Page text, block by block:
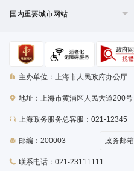
国内重要城市网站
主办单位：上海市人民政府办公厅
地址：上海市黄浦区人民大道200号
上海政务服务总客服：021-12345
邮编：200003
联系电话：021-23111111
政务邮箱